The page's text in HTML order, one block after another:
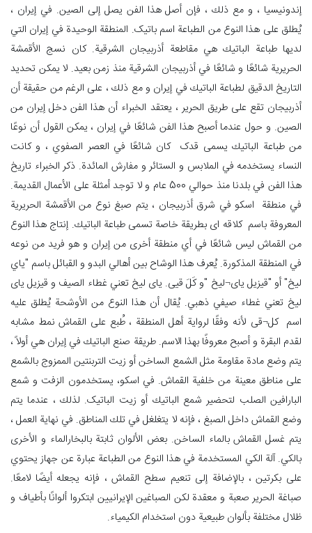
إندونيسيا ، و مع ذلك ، فإن أصل هذا الفن يصل إلى الصين. في إيران ،
يُطلق على هذا النوع من الطباعة اسم باتیک. المنطقة الوحيدة في إيران التي
لديها طباعة الباتيك هي مقاطعة أذربيجان الشرقية. كان نسج الأقمشة
الحريرية شائعًا و شائعًا في أذربيجان الشرقية منذ زمن بعيد. لا يمكن تحديد
التاريخ الدقيق لطباعة الباتيك في إيران و مع ذلك ، على الرغم من حقيقة أن
أذربيجان تقع على طريق الحرير ، يعتقد الخبراء أن هذا الفن دخل إيران من
الصين. و حول عندما أصبح هذا الفن شائعًا في إيران ، يمكن القول أن نوعًا
من طباعة الباتيك يسمى قدک كان شائعًا في العصر الصفوي ، و كانت
النساء يستخدمه في الملابس و الستائر و مفارش المائدة. ذكر الخبراء تاريخ
هذا الفن في بلدنا منذ حوالي 500 عام و لا توجد أمثلة على الأعمال القديمة.
في منطقة اسکو في شرق أذربيجان ، يتم صبغ نوع من الأقمشة الحريرية
المعروفة باسم کلاقه ای بطريقة خاصة تسمى طباعة الباتيك. إنتاج هذا النوع
من القماش ليس شائعًا في أي منطقة أخرى من إيران و هو فريد من نوعه
في المنطقة المذكورة. يُعرف هذا الوشاح بين أهالي البدو و القبائل باسم "ياي
ليخ" أو "قیزیل یای¬لیخ "و کَلَ قیی. یای لیخ تعني غطاء الصيف و قیزیل یای
لیخ تعني غطاء صيفي ذهبي. يُقال أن هذا النوع من الأوشحة يُطلق عليه
اسم کل¬قی لأنه وفقًا لرواية أهل المنطقة ، طُبع على القماش نمط مشابه
لقدم البقرة و أصبح معروفًا بهذا الاسم. طريقة صنع الباتيك في إيران هي أولاً ،
يتم وضع مادة مقاومة مثل الشمع الساخن أو زيت التربنتين الممزوج بالشمع
على مناطق معينة من خلفیة القماش. في اسکو، يستخدمون الزفت و شمع
البارافين الصلب لتحضير شمع الباتيك أو زيت الباتیک. لذلك ، عندما يتم
وضع القماش داخل الصبغ ، فإنه لا يتغلغل في تلك المناطق. في نهاية العمل ،
يتم غسل القماش بالماء الساخن. بعض الألوان ثابتة بالبخارالماء و الأخرى
بالكي. آلة الكي المستخدمة في هذا النوع من الطباعة عبارة عن جهاز يحتوي
على بكرتين ، بالإضافة إلى تنعيم سطح القماش ، فإنه يجعله أيضًا لامعًا.
صباغة الحرير صعبة و معقدة لكن الصباغين الإيرانيين ابتكروا ألوانًا بأطياف و
ظلال مختلفة بألوان طبيعية دون استخدام الكيمياء.